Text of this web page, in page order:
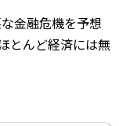
金融危機を予想
とんど経済には無